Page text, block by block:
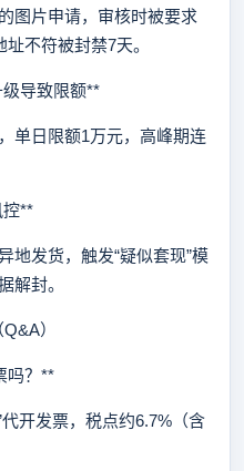
片申请，审核时被要求
不符被封禁7天。
导致限额**
日限额1万元，高峰期连
**
发货，触发“疑似套现”模
解封。
）
？**
开发票，税点约6.7%（含